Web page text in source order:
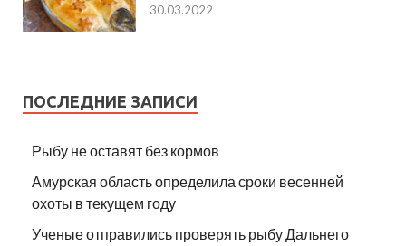
30.03.2022
ПОСЛЕДНИЕ ЗАПИСИ
Рыбу не оставят без кормов
Амурская область определила сроки весенней
охоты в текущем году
Ученые отправились проверять рыбу Дальнего